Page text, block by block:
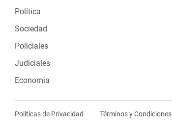
Política
Sociedad
Policiales
Judiciales
Economia
Políticas de Privacidad Términos y Condiciones